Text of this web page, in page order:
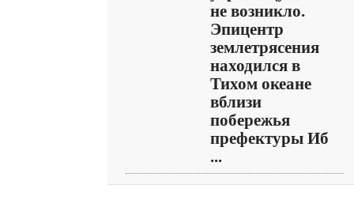
не возникло.
Эпицентр
землетрясения
находился в
Тихом океане
вблизи
побережья
префектуры Иб
...